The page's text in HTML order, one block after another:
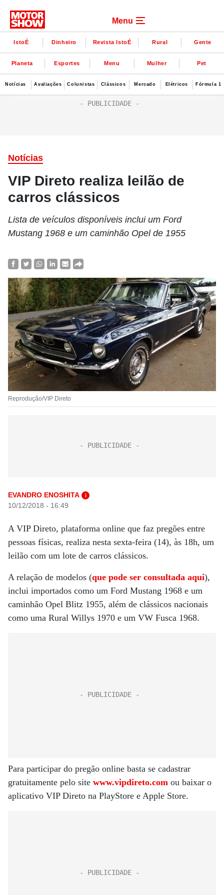
Menu
IstoÉ Dinheiro Revista IstoÉ Rural Gente
Planeta Esportes Menu Mulher Pet
Notícias Avaliações Colunistas Clássicos Mercado Elétricos Fórmula 1
Notícias
VIP Direto realiza leilão de
carros clássicos
Lista de veículos disponíveis inclui um Ford
Mustang 1968 e um caminhão Opel de 1955
Reprodução/VIP Direto
EVANDRO ENOSHITA i
10/12/2018 - 16:49
A VIP Direto, plataforma online que faz pregões entre
pessoas físicas, realiza nesta sexta-feira (14), às 18h, um
leilão com um lote de carros clássicos.
A relação de modelos (que pode ser consultada aqui),
inclui importados como um Ford Mustang 1968 e um
caminhão Opel Blitz 1955, além de clássicos nacionais
como uma Rural Willys 1970 e um VW Fusca 1968.
Para participar do pregão online basta se cadastrar
gratuitamente pelo site www.vipdireto.com ou baixar o
aplicativo VIP Direto na PlayStore e Apple Store.